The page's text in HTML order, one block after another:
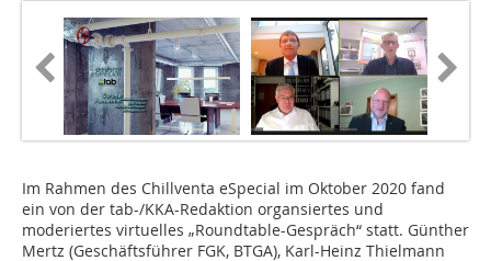
Im Rahmen des Chillventa eSpe­cial im Oktober 2020 fand
ein von der tab-/KKA-Redaktion organsiertes und
moderiertes virtuelles „Roundtable-Gespräch“ statt. Günther
Mertz (Geschäftsführer FGK, BTGA), Karl-Heinz Thielmann